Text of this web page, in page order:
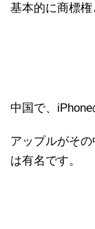
基本的に商標権
中国で、
アップルがそ
は有名です。